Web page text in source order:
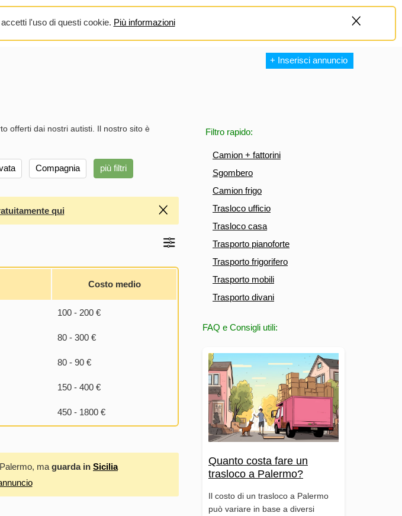
l'uso di questi cookie. Più informazioni
+
+ Inserisci annuncio
Filtro rapido:
Camion + fattorini
Sgombero
Camion frigo
Trasloco ufficio
Trasloco casa
Trasporto pianoforte
Trasporto frigorifero
Trasporto mobili
Trasporto divani
FAQ e Consigli utili:
Quanto costa fare un
trasloco a Palermo?
Il costo di un trasloco a Palermo
può variare in base a diversi
offerti dai nostri autisti. Il nostro sito è
Compagnia più filtri
qui
Costo medio
100 - 200 €
80 - 300 €
80 - 90 €
150 - 400 €
450 - 1800 €
ma guarda in Sicilia